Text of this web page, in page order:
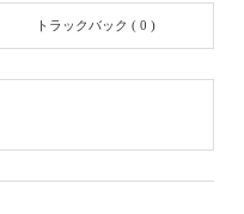
トラックバック ( 0 )